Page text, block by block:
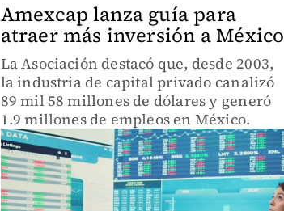
Amexcap lanza guía para
atraer más inversión a México
La Asociación destacó que, desde 2003,
la industria de capital privado canalizó
89 mil 58 millones de dólares y generó
1.9 millones de empleos en México.